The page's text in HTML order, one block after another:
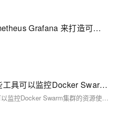
如何使用 Spring Boot Prometheus Grafana 来打造可视化监控？
除了Prometheus，还有哪些工具可以监控Docker Swarm集群的资源使用情况？
除了Prometheus，还有哪些工具可以监控Docker Swarm集群的资源使用情况？